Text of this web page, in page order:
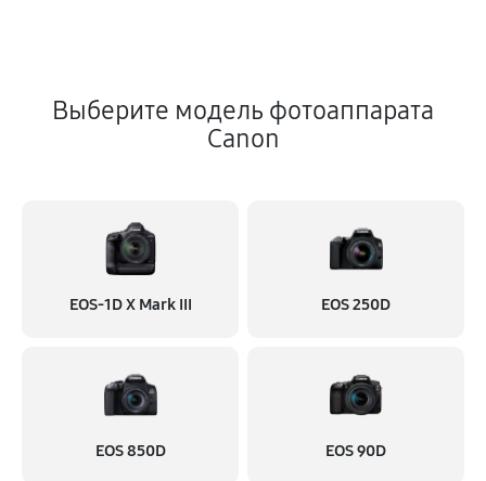
Выберите модель фотоаппарата
Canon
EOS‑1D X Mark III EOS 250D
EOS 850D EOS 90D